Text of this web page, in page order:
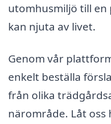
utomhusmiljö till en
kan njuta av livet.
Genom vår
enkelt beställa
från olika
närområde. Låt